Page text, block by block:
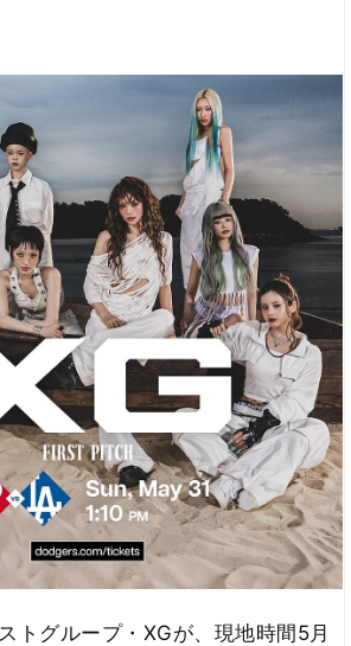
トグループ・XGが、現地時間5月